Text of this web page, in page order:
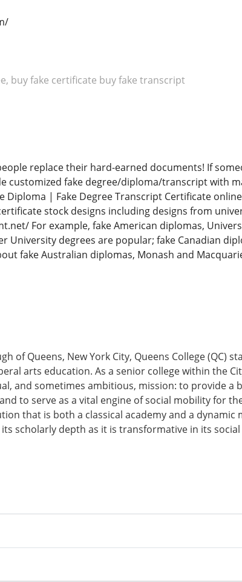
buy fake certificate buy fake transcript
replace their hard-earned documents! If
customized fake degree/diploma/transcript with
Diploma | Fake Degree Transcript Certificate
stock designs including designs from
For example, fake American diplomas,
University degrees are popular; fake Canadian
fake Australian diplomas, Monash and
of Queens, New York City, Queens College (QC)
arts education. As a senior college within the
and sometimes ambitious, mission: to provide
to serve as a vital engine of social mobility for
that is both a classical academy and a
scholarly depth as it is transformative in its